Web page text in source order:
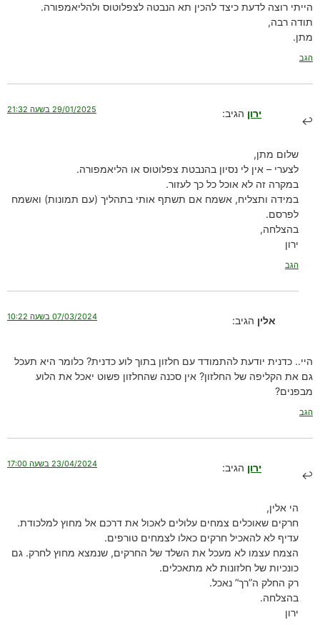
הייתי רוצה לדעת כיצד להכין תא הנבטה לצפלוטוס ולהליאמפורה.
תודה רבה,
מתן.
הגב
ירון הגיב: 29/01/2025 בשעה 21:32
שלום מתן,
לצערי – אין לי נסיון בהנבטת צפלוטוס או הליאמפורה.
במקרה זה לא אוכל כל כך לעזור.
במידה ותצליח, אשמח אם תשתף אותי בתהליך (עם תמונות) ואשמח
לפרסם.
בהצלחה,
ירון
הגב
אלין הגיב: 07/03/2024 בשעה 10:22
היי.. כדנית יודעת להתמודד עם חלזון בתוך לוע כדנית? כלומר היא תעכל
גם את הקליפה של החלזון? אין סכנה שהחלזון פשוט יאכל את הלוע
מבפנים?
הגב
ירון הגיב: 23/04/2024 בשעה 17:00
הי אלין,
חרקים שאוכלים צמחים עלולים לאכול את דרכם אל מחוץ למלכודת.
עדיף לא להאכיל חרקים כאלו לצמחים טורפים.
הצמח עצמו לא מעכל את השלד של החרקים, שנמצא מחוץ לחרק. גם
כונכיות של חלזונות לא מתאכלים.
רק החלק ה”רך” נאכל.
בהצלחה.
ירון